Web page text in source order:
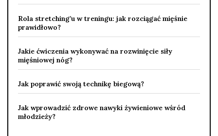
Rola stretching’u w treningu: jak rozciągać mięśnie
prawidłowo?
Jakie ćwiczenia wykonywać na rozwinięcie siły
mięśniowej nóg?
Jak poprawić swoją technikę biegową?
Jak wprowadzić zdrowe nawyki żywieniowe wśród
młodzieży?